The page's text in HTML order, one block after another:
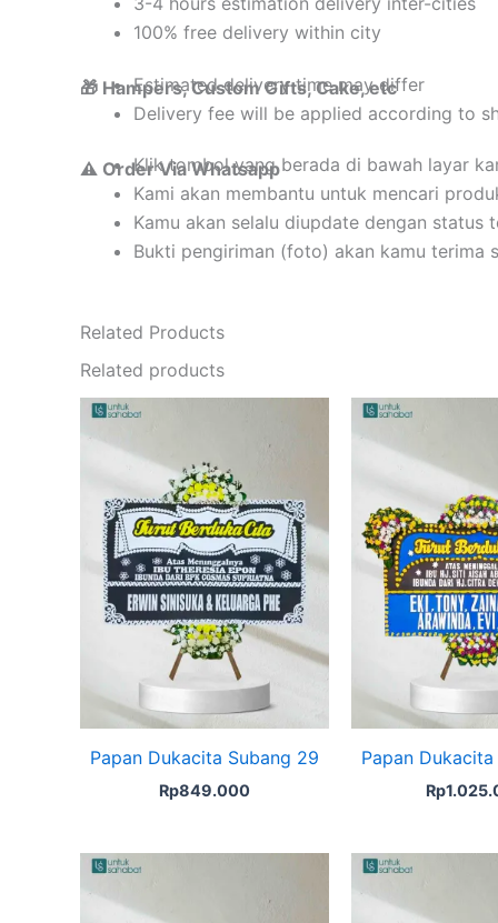
100% free delivery within city
🎁 Hampers, Custom Gifts, Cake, etc
Estimated delivery time may differ
Delivery fee will be applied according to
⚠️ Order Via Whatsapp
Klik tombol yang berada di bawah layar
Kami akan membantu untuk mencari
Kamu akan selalu diupdate dengan status
Bukti pengiriman (foto) akan kamu terima
Related Products
Related products
Papan Dukacita Subang 29
Rp849.000
Papan
Rp